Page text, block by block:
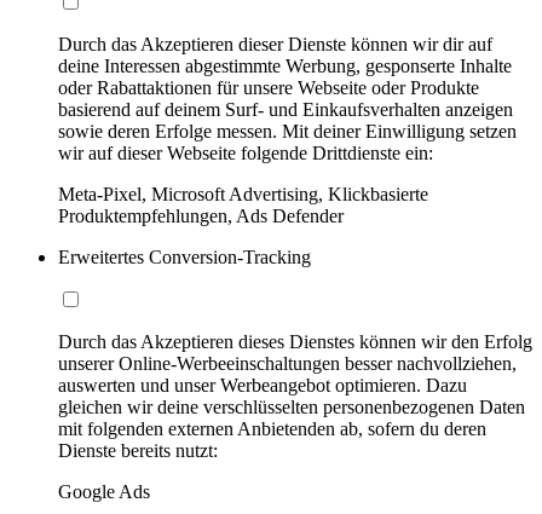
Durch das Akzeptieren dieser Dienste können wir dir auf
deine Interessen abgestimmte Werbung, gesponserte Inhalte
oder Rabattaktionen für unsere Webseite oder Produkte
basierend auf deinem Surf- und Einkaufsverhalten anzeigen
sowie deren Erfolge messen. Mit deiner Einwilligung setzen
wir auf dieser Webseite folgende Drittdienste ein:
Meta-Pixel, Microsoft Advertising, Klickbasierte
Produktempfehlungen, Ads Defender
Erweitertes Conversion-Tracking
Durch das Akzeptieren dieses Dienstes können wir den Erfolg
unserer Online-Werbeeinschaltungen besser nachvollziehen,
auswerten und unser Werbeangebot optimieren. Dazu
gleichen wir deine verschlüsselten personenbezogenen Daten
mit folgenden externen Anbietenden ab, sofern du deren
Dienste bereits nutzt:
Google Ads